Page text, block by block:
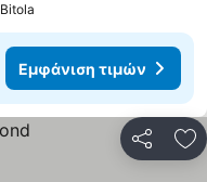
Bitola
Εμφάνιση τιμών